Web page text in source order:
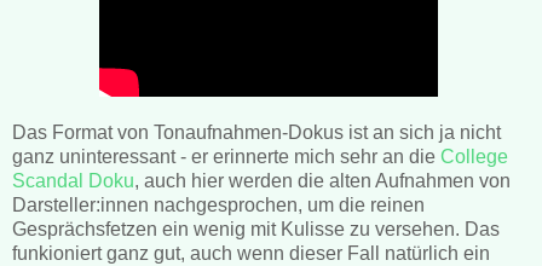
Das Format von Tonaufnahmen-Dokus ist an sich ja nicht
ganz uninteressant - er erinnerte mich sehr an die College
Scandal Doku, auch hier werden die alten Aufnahmen von
Darsteller:innen nachgesprochen, um die reinen
Gesprächsfetzen ein wenig mit Kulisse zu versehen. Das
funkioniert ganz gut, auch wenn dieser Fall natürlich ein